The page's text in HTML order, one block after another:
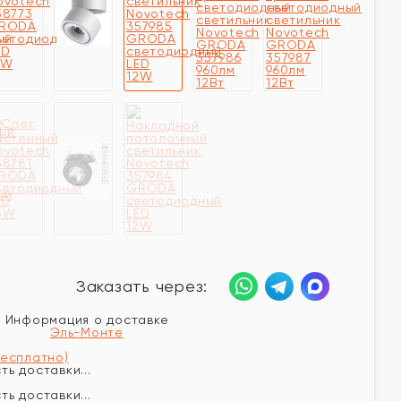
Заказать через:
Информация о доставке
Эль-Монте
доставки...
доставки...